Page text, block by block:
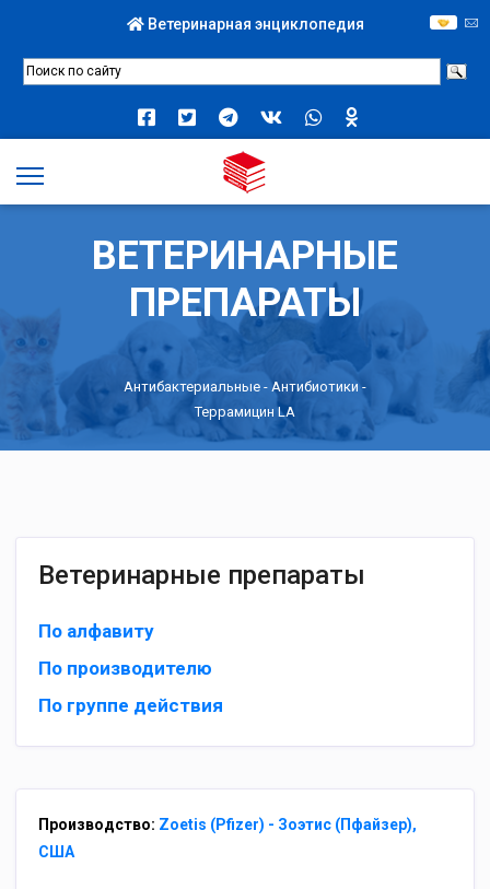
Ветеринарная энциклопедия
ВЕТЕРИНАРНЫЕ
ПРЕПАРАТЫ
Антибактериальные - Антибиотики-
Террамицин LA
Ветеринарные препараты
По алфавиту
По производителю
По группе действия
Производство: Zoetis (Pfizer) - Зоэтис (Пфайзер),
США